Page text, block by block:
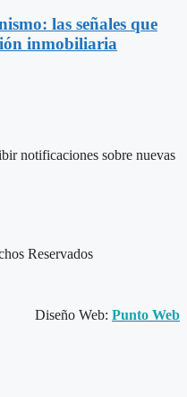
las señales que
inmobiliaria
notificaciones sobre nuevas
Reservados
Diseño Web: Punto Web